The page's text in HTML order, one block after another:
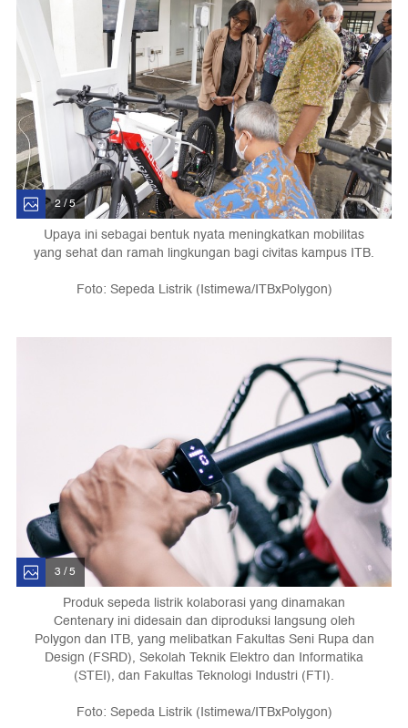
2 / 5
Upaya ini sebagai bentuk nyata meningkatkan mobilitas
yang sehat dan ramah lingkungan bagi civitas kampus ITB.
Foto: Sepeda Listrik (Istimewa/ITBxPolygon)
3 / 5
Produk sepeda listrik kolaborasi yang dinamakan
Centenary ini didesain dan diproduksi langsung oleh
Polygon dan ITB, yang melibatkan Fakultas Seni Rupa dan
Design (FSRD), Sekolah Teknik Elektro dan Informatika
(STEI), dan Fakultas Teknologi Industri (FTI).
Foto: Sepeda Listrik (Istimewa/ITBxPolygon)